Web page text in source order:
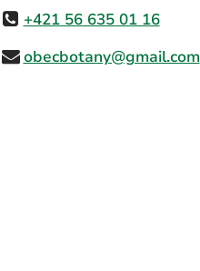
+421 56 635 01 16
obecbotany@gmail.com